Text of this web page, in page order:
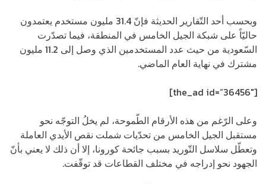
وبحسب أحد التّقارير الحديثة فإنّ 31.4 مليون مستخدم يعتمدون
حاليّاً على شبكة الجيل الخامس في المنطقة، فيما تصدّرت
السّعودية من حيث عدد المستخدمين الذي وصل إلى 11.2 مليون
مشترك في نهاية العام الماضي.
[the_ad id=”36456″]
وعلى الرّغم من هذه الأرقام الطّموحة، لم يخلُ التوجّه نحو
مستقبل الجيل الخامس من تحدّيات شملت نقص الأيدي العاملة
وتعطّل سلاسل التّوريد بسبب جائحة كورونا، إلا أن ذلك لا يعني بأنّ
الجهود نحو إدراجه في مختلف القطاعات قد توقّفت.